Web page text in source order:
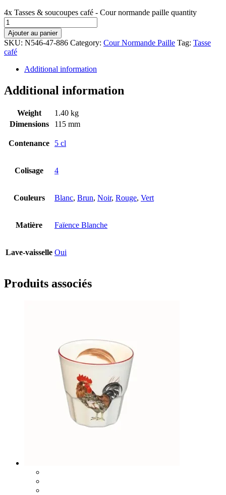
4x Tasses & soucoupes café - Cour normande paille quantity
Ajouter au panier
SKU: N546-47-886 Category: Cour Normande Paille Tag: Tasse
café
Additional information
Additional information
Weight
1.40 kg
Dimensions
115 mm
Contenance 5 cl
Colisage 4
Couleurs Blanc, Brun, Noir, Rouge, Vert
Matière Faïence Blanche
Lave-vaisselle Oui
Produits associés